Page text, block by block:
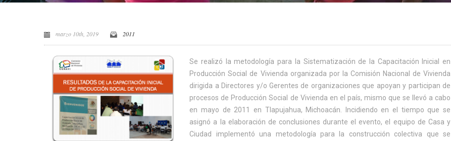
marzo 10th, 2019 2011
Se realizó la metodología para la Sistematización de la Capacitación Inicial en
Producción Social de Vivienda organizada por la Comisión Nacional de Vivienda
dirigida a Directores y/o Gerentes de organizaciones que apoyan y participan de
procesos de Producción Social de Vivienda en el país, mismo que se llevó a cabo
en mayo de 2011 en Tlapujahua, Michoacán. Incidiendo en el tiempo que se
asignó a la elaboración de conclusiones durante el evento, el equipo de Casa y
Ciudad implementó una metodología para la construcción colectiva que se